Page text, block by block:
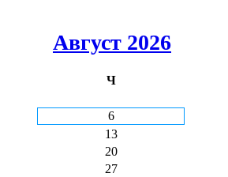
Август 2026
Ч
6
13
20
27